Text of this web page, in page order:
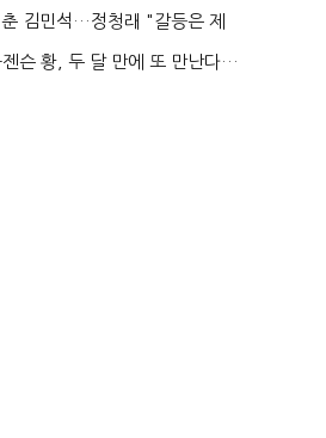
김민석…정청래 "갈등은 제
"
슨 황, 두 달 만에 또 만난다…